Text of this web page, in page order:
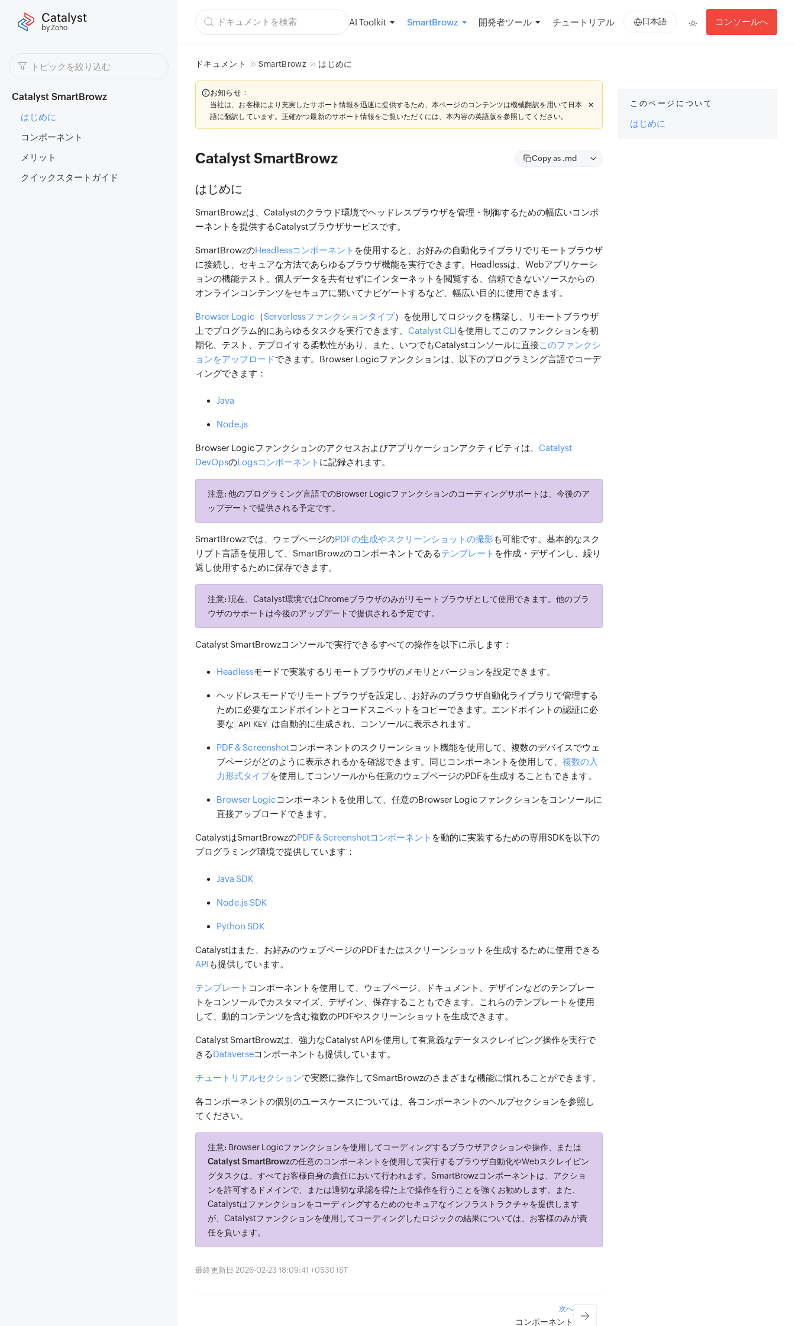
Catalyst
by Zoho
AI Toolkit SmartBrowz 開発者ツール チュートリアル 日本語 コンソールへ
Catalyst SmartBrowz
はじめに
コンポーネント
メリット
クイックスタートガイド
ドキュメント SmartBrowz はじめに
お知らせ：
当社は、お客様により充実したサポート情報を迅速に提供するため、本ページのコンテンツは機械翻訳を用いて日本
語に翻訳しています。正確かつ最新のサポート情報をご覧いただくには、本内容の英語版を参照してください。
Catalyst SmartBrowz Copy as .md
はじめに
SmartBrowzは、Catalystのクラウド環境でヘッドレスブラウザを管理・制御するための幅広いコンポ
ーネントを提供するCatalystブラウザサービスです。
SmartBrowzのHeadlessコンポーネント を使用すると、お好みの自動化ライブラリでリモートブラウザ
に接続し、セキュアな方法であらゆるブラウザ機能を実行できます。Headlessは、Webアプリケーシ
ョンの機能テスト、個人データを共有せずにインターネットを閲覧する、信頼できないソースからの
オンラインコンテンツをセキュアに開いてナビゲートするなど、幅広い目的に使用できます。
Browser Logic （Serverlessファンクションタイプ）を使用してロジックを構築し、リモートブラウザ
上でプログラム的にあらゆるタスクを実行できます。 Catalyst CLIを使用してこのファンクションを初
期化、テスト、デプロイする柔軟性があり、また、いつでもCatalystコンソールに直接このファンクシ
ョンをアップロードできます。Browser Logicファンクションは、以下のプログラミング言語でコーデ
ィングできます：
Java
Node.js
Browser Logicファンクションのアクセスおよびアプリケーションアクティビティは、 Catalyst
DevOpsのLogsコンポーネント に記録されます。
注意: 他のプログラミング言語でのBrowser Logicファンクションのコーディングサポートは、今後のア
ップデートで提供される予定です。
SmartBrowzでは、ウェブページのPDFの生成やスクリーンショットの撮影も可能です。基本的なスク
リプト言語を使用して、SmartBrowzのコンポーネントであるテンプレート を作成・デザインし、繰り
返し使用するために保存できます。
注意: 現在、Catalyst環境ではChromeブラウザのみがリモートブラウザとして使用できます。他のブラ
ウザのサポートは今後のアップデートで提供される予定です。
Catalyst SmartBrowzコンソールで実行できるすべての操作を以下に示します：
Headlessモードで実装するリモートブラウザのメモリとバージョンを設定できます。
ヘッドレスモードでリモートブラウザを設定し、お好みのブラウザ自動化ライブラリで管理する
ために必要なエンドポイントとコードスニペットをコピーできます。エンドポイントの認証に必
要な API KEY は自動的に生成され、コンソールに表示されます。
PDF & Screenshotコンポーネントのスクリーンショット機能を使用して、複数のデバイスでウェ
ブページがどのように表示されるかを確認できます。同じコンポーネントを使用して、 複数の入
力形式タイプを使用してコンソールから任意のウェブページのPDFを生成することもできます。
Browser Logicコンポーネントを使用して、任意のBrowser Logicファンクションをコンソールに
直接アップロードできます。
CatalystはSmartBrowzのPDF & Screenshotコンポーネント を動的に実装するための専用SDKを以下の
プログラミング環境で提供しています：
Java SDK
Node.js SDK
Python SDK
Catalystはまた、お好みのウェブページのPDFまたはスクリーンショットを生成するために使用できる
API も提供しています。
テンプレート コンポーネントを使用して、ウェブページ、ドキュメント、デザインなどのテンプレー
トをコンソールでカスタマイズ、デザイン、保存することもできます。これらのテンプレートを使用
して、動的コンテンツを含む複数のPDFやスクリーンショットを生成できます。
Catalyst SmartBrowzは、強力なCatalyst APIを使用して有意義なデータスクレイピング操作を実行で
きるDataverseコンポーネントも提供しています。
チュートリアルセクションで実際に操作してSmartBrowzのさまざまな機能に慣れることができます。
各コンポーネントの個別のユースケースについては、各コンポーネントのヘルプセクションを参照し
てください。
注意: Browser Logicファンクションを使用してコーディングするブラウザアクションや操作、または
Catalyst SmartBrowzの任意のコンポーネントを使用して実行するブラウザ自動化やWebスクレイピン
グタスクは、すべてお客様自身の責任において行われます。SmartBrowzコンポーネントは、アクショ
ンを許可するドメインで、または適切な承認を得た上で操作を行うことを強くお勧めします。また、
Catalystはファンクションをコーディングするためのセキュアなインフラストラクチャを提供します
が、Catalystファンクションを使用してコーディングしたロジックの結果については、お客様のみが責
任を負います。
最終更新日 2026-02-23 18:09:41 +0530 IST
次へ
コンポーネント
このページについて
はじめに